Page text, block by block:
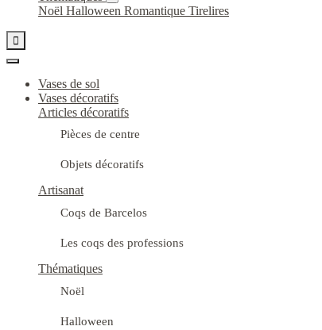
Noël Halloween Romantique Tirelires

Vases de sol
Vases décoratifs
Articles décoratifs
Pièces de centre
Objets décoratifs
Artisanat
Coqs de Barcelos
Les coqs des professions
Thématiques
Noël
Halloween